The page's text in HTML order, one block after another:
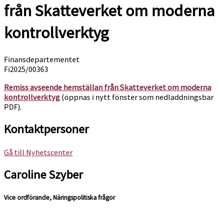
från Skatteverket om moderna
kontrollverktyg
Finansdepartementet
Fi2025/00363
Remiss avseende hemställan från Skatteverket om moderna
kontrollverktyg (öppnas i nytt fönster som nedladdningsbar
PDF).
Kontaktpersoner
Gå till Nyhetscenter
Caroline Szyber
Vice ordförande, Näringspolitiska frågor